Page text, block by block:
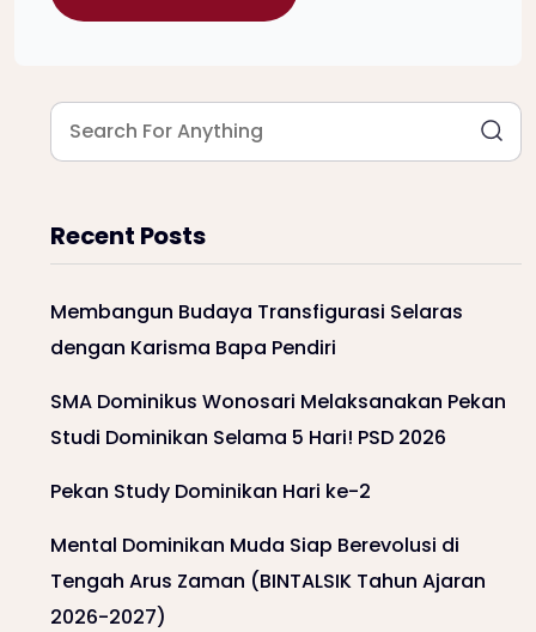
Recent Posts
Membangun Budaya Transfigurasi Selaras
dengan Karisma Bapa Pendiri
SMA Dominikus Wonosari Melaksanakan Pekan
Studi Dominikan Selama 5 Hari! PSD 2026
Pekan Study Dominikan Hari ke-2
Mental Dominikan Muda Siap Berevolusi di
Tengah Arus Zaman (BINTALSIK Tahun Ajaran
2026-2027)